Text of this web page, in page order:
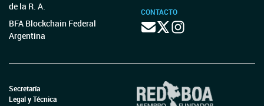
de la R. A.
BFA Blockchain Federal
Argentina
CONTACTO
Secretaría
Legal y Técnica